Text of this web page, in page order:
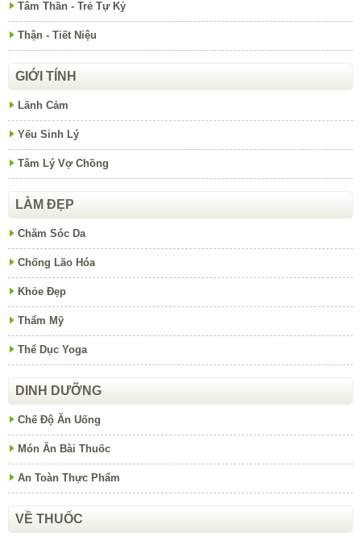
Tâm Thần - Trẻ Tự Kỷ
Thận - Tiết Niệu
GIỚI TÍNH
Lãnh Cảm
Yếu Sinh Lý
Tâm Lý Vợ Chồng
LÀM ĐẸP
Chăm Sóc Da
Chống Lão Hóa
Khỏe Đẹp
Thẩm Mỹ
Thể Dục Yoga
DINH DƯỠNG
Chế Độ Ăn Uống
Món Ăn Bài Thuốc
An Toàn Thực Phẩm
VỀ THUỐC